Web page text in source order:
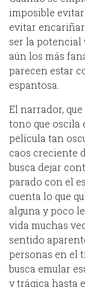
imposible
evitar
ser la potencial
aún los más
parecen estar
espantosa.
El narrador,
tono que oscila
película tan
caos creciente
busca dejar
parado con el
cuenta lo que
alguna y poco
vida muchas
sentido
personas en el
busca emular
y trágica hasta